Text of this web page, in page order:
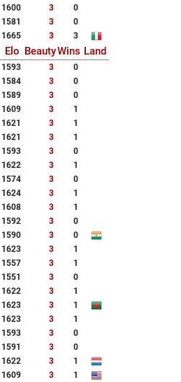
1600 3
0
1581 3
0
1665 3 3
Elo BeautyWins Land
1593 3
0
1584 3
0
1589 3
0
1609 3
1
1621 3
1
1621 3
1
1593 3
0
1622 3
1
1574 3
0
1624 3
1
1608 3
1
1592 3
0
1590 3
0
1623 3
1
1557 3
1
1551 3
0
1622 3
1
1623 3
1
1623 3
1
1593 3
0
1591 3
0
1622 3
1
1609 3
1